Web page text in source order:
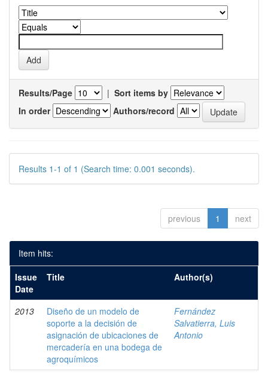
Results/Page | Sort items by
In order
Authors/record
Results 1-1 of 1 (Search time: 0.001 seconds).
previous 1 next
Item hits:
Issue
Date
Title Author(s)
2013
Diseño de un modelo de
soporte a la decisión de
asignación de ubicaciones de
mercadería en una bodega de
agroquímicos
Fernández
Salvatierra, Luis
Antonio